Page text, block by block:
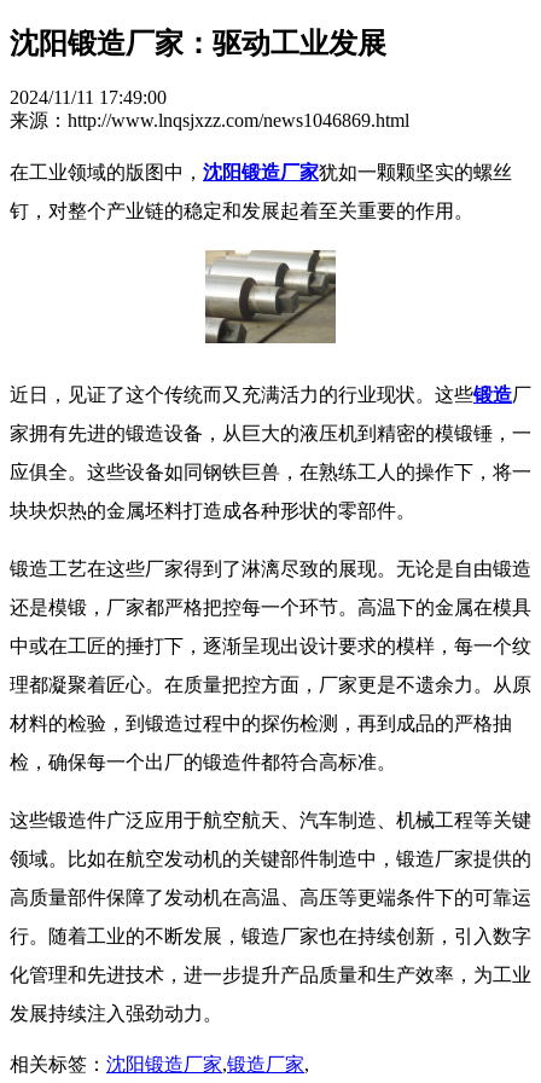
沈阳锻造厂家：驱动工业发展
2024/11/11 17:49:00
来源：http://www.lnqsjxzz.com/news1046869.html
在工业领域的版图中， 沈阳锻造厂家犹如一颗颗坚实的螺丝
钉，对整个产业链的稳定和发展起着至关重要的作用。
近日，见证了这个传统而又充满活力的行业现状。这些锻造厂
家拥有先进的锻造设备，从巨大的液压机到精密的模锻锤，一
应俱全。这些设备如同钢铁巨兽，在熟练工人的操作下，将一
块块炽热的金属坯料打造成各种形状的零部件。
锻造工艺在这些厂家得到了淋漓尽致的展现。无论是自由锻造
还是模锻，厂家都严格把控每一个环节。高温下的金属在模具
中或在工匠的捶打下，逐渐呈现出设计要求的模样，每一个纹
理都凝聚着匠心。在质量把控方面，厂家更是不遗余力。从原
材料的检验，到锻造过程中的探伤检测，再到成品的严格抽
检，确保每一个出厂的锻造件都符合高标准。
这些锻造件广泛应用于航空航天、汽车制造、机械工程等关键
领域。比如在航空发动机的关键部件制造中，锻造厂家提供的
高质量部件保障了发动机在高温、高压等更端条件下的可靠运
行。随着工业的不断发展，锻造厂家也在持续创新，引入数字
化管理和先进技术，进一步提升产品质量和生产效率，为工业
发展持续注入强劲动力。
相关标签： 沈阳锻造厂家,锻造厂家,